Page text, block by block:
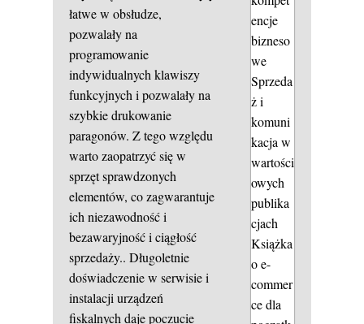
łatwe w obsłudze,
pozwalały na
programowanie
indywidualnych klawiszy
funkcyjnych i pozwalały na
szybkie drukowanie
paragonów. Z tego względu
warto zaopatrzyć się w
sprzęt sprawdzonych
elementów, co zagwarantuje
ich niezawodność i
bezawaryjność i ciągłość
sprzedaży.. Długoletnie
doświadczenie w serwisie i
instalacji urządzeń
fiskalnych daje poczucie
encje
bizneso
we
Sprzeda
ż i
komuni
kacja w
wartości
owych
publika
cjach
Książka
o e-
commer
ce dla